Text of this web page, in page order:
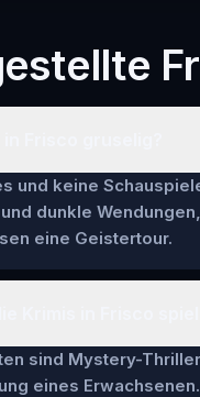
und keine
dunkle
eine Geistertour.
sind Mystery-
eines